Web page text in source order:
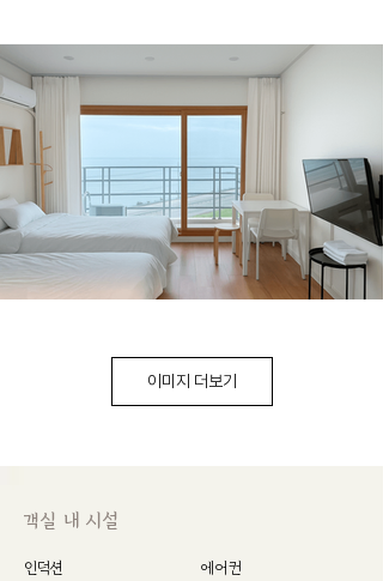
이미지 더보기
객실 내 시설
인덕션 에어컨